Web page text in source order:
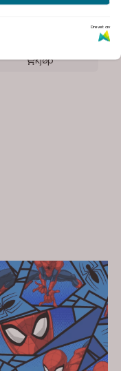
Kjøp
Drevet av